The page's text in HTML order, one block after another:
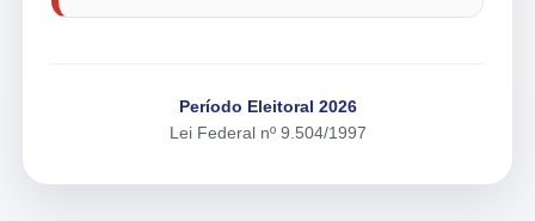
Período Eleitoral 2026
Lei Federal nº 9.504/1997